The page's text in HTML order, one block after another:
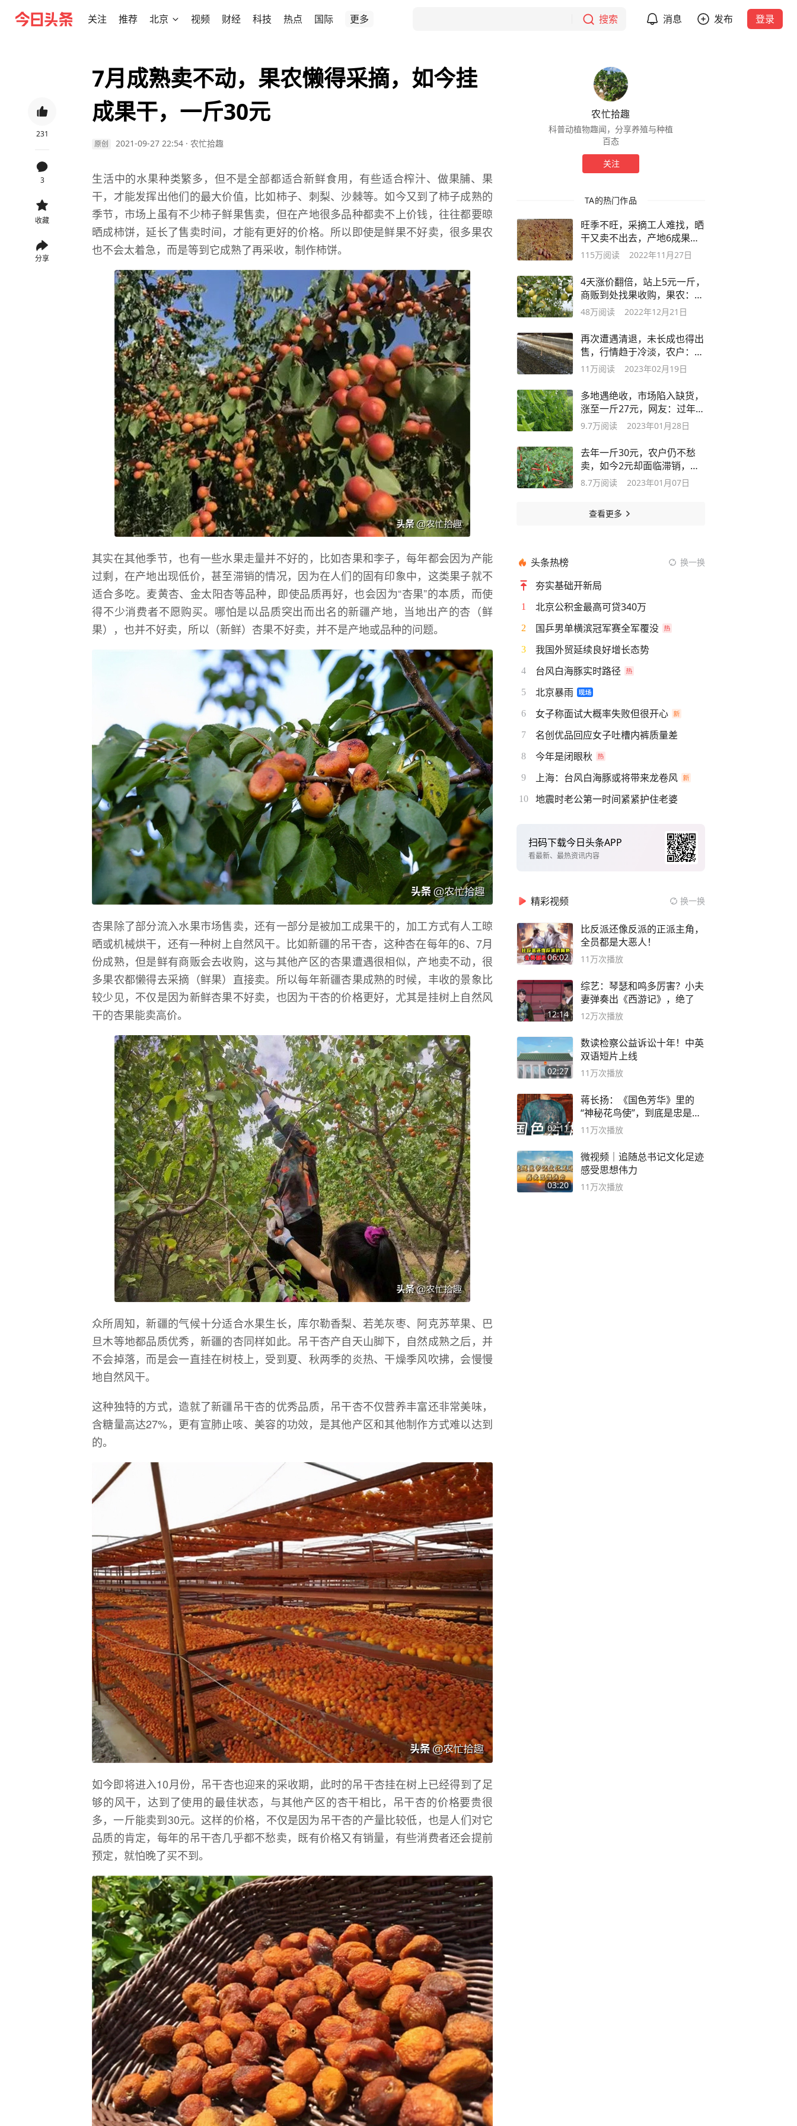
关注 推荐 北京 视频 财经 科技 热点 国际 更多 搜索 消息 发布 登录
231
3
收藏
分享
7月成熟卖不动，果农懒得采摘，如今挂
成果干，一斤30元
原创 2021-09-27 22:54 · 农忙拾趣
生活中的水果种类繁多，但不是全部都适合新鲜食用，有些适合榨汁、做果脯、果
干，才能发挥出他们的最大价值，比如柿子、刺梨、沙棘等。如今又到了柿子成熟的
季节，市场上虽有不少柿子鲜果售卖，但在产地很多品种都卖不上价钱，往往都要晾
晒成柿饼，延长了售卖时间，才能有更好的价格。所以即使是鲜果不好卖，很多果农
也不会太着急，而是等到它成熟了再采收，制作柿饼。
其实在其他季节，也有一些水果走量并不好的，比如杏果和李子，每年都会因为产能
过剩，在产地出现低价，甚至滞销的情况，因为在人们的固有印象中，这类果子就不
适合多吃。麦黄杏、金太阳杏等品种，即使品质再好，也会因为“杏果”的本质，而使
得不少消费者不愿购买。哪怕是以品质突出而出名的新疆产地，当地出产的杏（鲜
果），也并不好卖，所以（新鲜）杏果不好卖，并不是产地或品种的问题。
杏果除了部分流入水果市场售卖，还有一部分是被加工成果干的，加工方式有人工晾
晒或机械烘干，还有一种树上自然风干。比如新疆的吊干杏，这种杏在每年的6、7月
份成熟，但是鲜有商贩会去收购，这与其他产区的杏果遭遇很相似，产地卖不动，很
多果农都懒得去采摘（鲜果）直接卖。所以每年新疆杏果成熟的时候，丰收的景象比
较少见，不仅是因为新鲜杏果不好卖，也因为干杏的价格更好，尤其是挂树上自然风
干的杏果能卖高价。
众所周知，新疆的气候十分适合水果生长，库尔勒香梨、若羌灰枣、阿克苏苹果、巴
旦木等地都品质优秀，新疆的杏同样如此。吊干杏产自天山脚下，自然成熟之后，并
不会掉落，而是会一直挂在树枝上，受到夏、秋两季的炎热、干燥季风吹拂，会慢慢
地自然风干。
这种独特的方式，造就了新疆吊干杏的优秀品质，吊干杏不仅营养丰富还非常美味，
含糖量高达27%，更有宣肺止咳、美容的功效，是其他产区和其他制作方式难以达到
的。
如今即将进入10月份，吊干杏也迎来的采收期，此时的吊干杏挂在树上已经得到了足
够的风干，达到了使用的最佳状态，与其他产区的杏干相比，吊干杏的价格要贵很
多，一斤能卖到30元。这样的价格，不仅是因为吊干杏的产量比较低，也是人们对它
品质的肯定，每年的吊干杏几乎都不愁卖，既有价格又有销量，有些消费者还会提前
预定，就怕晚了买不到。
农忙拾趣
科普动植物趣闻，分享养殖与种植
百态
关注
TA的热门作品
旺季不旺，采摘工人难找，晒
干又卖不出去，产地6成果子
没着落
115万阅读 2022年11月27日
4天涨价翻倍，站上5元一斤，
商贩到处找果收购，果农：太
抢手了
48万阅读 2022年12月21日
再次遭遇清退，未长成也得出
售，行情趋于冷淡，农户：不
能再养了
11万阅读 2023年02月19日
多地遇绝收，市场陷入缺货，
涨至一斤27元，网友：过年也
没舍得买
9.7万阅读 2023年01月28日
去年一斤30元，农户仍不愁
卖，如今2元却面临滞销，网
友：不敢吃
8.7万阅读 2023年01月07日
查看更多
头条热榜 换一换
夯实基础开新局
1 北京公积金最高可贷340万
2 国乒男单横滨冠军赛全军覆没
3 我国外贸延续良好增长态势
4 台风白海豚实时路径
5 北京暴雨
6 女子称面试大概率失败但很开心
7 名创优品回应女子吐槽内裤质量差
8 今年是闭眼秋
9 上海：台风白海豚或将带来龙卷风
10 地震时老公第一时间紧紧护住老婆
扫码下载今日头条APP
看最新、最热资讯内容
精彩视频 换一换
06:02
比反派还像反派的正派主角，
全员都是大恶人！
11万次播放
12:14
综艺：琴瑟和鸣多厉害？小夫
妻弹奏出《西游记》，绝了
12万次播放
02:27
数读检察公益诉讼十年！中英
双语短片上线
11万次播放
02:11
蒋长扬：《国色芳华》里的
“神秘花鸟使”，到底是忠是
奸？
11万次播放
03:20
微视频｜追随总书记文化足迹
感受思想伟力
11万次播放